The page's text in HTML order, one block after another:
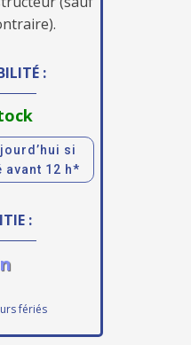
:
si
avant 12 h*
:
fériés